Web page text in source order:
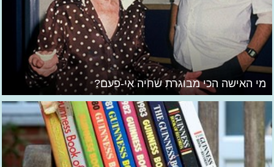
מי האישה הכי מבוגרת שחיה אי-פעם?